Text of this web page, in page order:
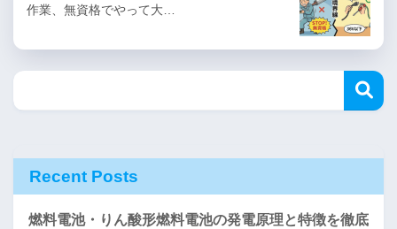
作業、無資格でやって大…
Recent Posts
燃料電池・りん酸形燃料電池の発電原理と特徴を徹底